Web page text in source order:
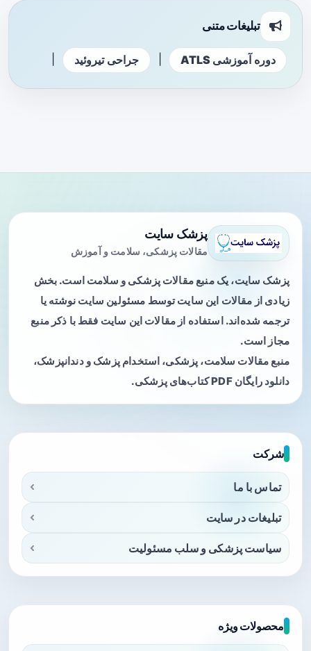
تبلیغات متنی
دوره آموزشی ATLS جراحی تیروئید
پزشک سایت
مقالات پزشکی، سلامت و آموزش
پزشک سایت، یک منبع مقالات پزشکی و سلامت است. بخش
زیادی از مقالات این سایت توسط مسئولین سایت نوشته یا
ترجمه شده‌اند. استفاده از مقالات این سایت فقط با ذکر منبع
مجاز است.
منبع مقالات سلامت، پزشکی، استخدام پزشک و دندانپزشک،
دانلود رایگان PDF کتاب‌های پزشکی.
شرکت
تماس با ما
تبلیغات در سایت
سیاست پزشکی و سلب مسئولیت
محصولات ویژه